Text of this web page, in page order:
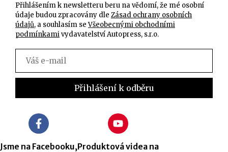
Přihlášením k newsletteru beru na vědomí, že mé osobní
údaje budou zpracovány dle Zásad ochrany osobních
údajů, a souhlasím seVšeobecnými obchodními
podmínkamivydavatelství Autopress, s.r.o.
Jsme na Facebooku,Produktová videa na